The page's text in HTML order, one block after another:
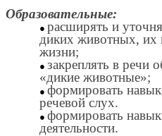
Образовательные:
расширять и
диких животных, их
жизни;
закреплять в речи
«дикие животные»;
формировать
речевой слух.
формировать
деятельности.